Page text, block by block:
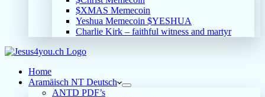
$XMAS Memecoin
Yeshua Memecoin $YESHUA
Charlie Kirk – faithful witness and martyr
Home
Aramäisch NT Deutsch
ANTD PDF’s